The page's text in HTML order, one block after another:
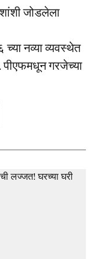
जोडलेला
नव्या व्यवस्थेत
गरजेच्या